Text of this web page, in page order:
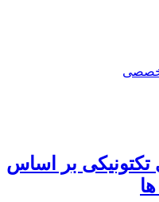
تکتونیکی بر اساس